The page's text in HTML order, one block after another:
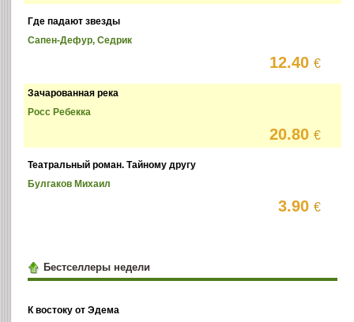
Где падают звезды
Сапен-Дефур, Седрик
12.40€
Зачарованная река
Росс Ребекка
20.80€
Театральный роман. Тайному другу
Булгаков Михаил
3.90€
Бестселлеры недели
К востоку от Эдема